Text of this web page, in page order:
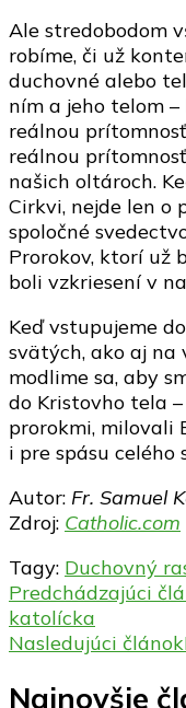
Ale stredobodom
robíme, či už
duchovné alebo
ním a jeho telom
reálnou
reálnou
našich oltároch.
Cirkvi, nejde len o
spoločné
Prorokov, ktorí už
boli vzkriesení v
Keď vstupujeme
svätých, ako aj na
modlime sa, aby
do Kristovho tela
prorokmi, milovali
i pre spásu celého
Autor: Fr. Samuel
Zdroj: Catholic.com
Tagy: Duchovný
Navigácia
v
Predchádzajúci
katolícka
Nasledujúci článok
Najnovšie